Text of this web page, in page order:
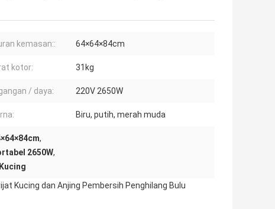
kemasan:: 64×64×84cm
kotor: 31kg
/ daya: 220V 2650W
Biru, putih, merah muda
,
2650W,
Kucing dan Anjing Pembersih Penghilang Bulu